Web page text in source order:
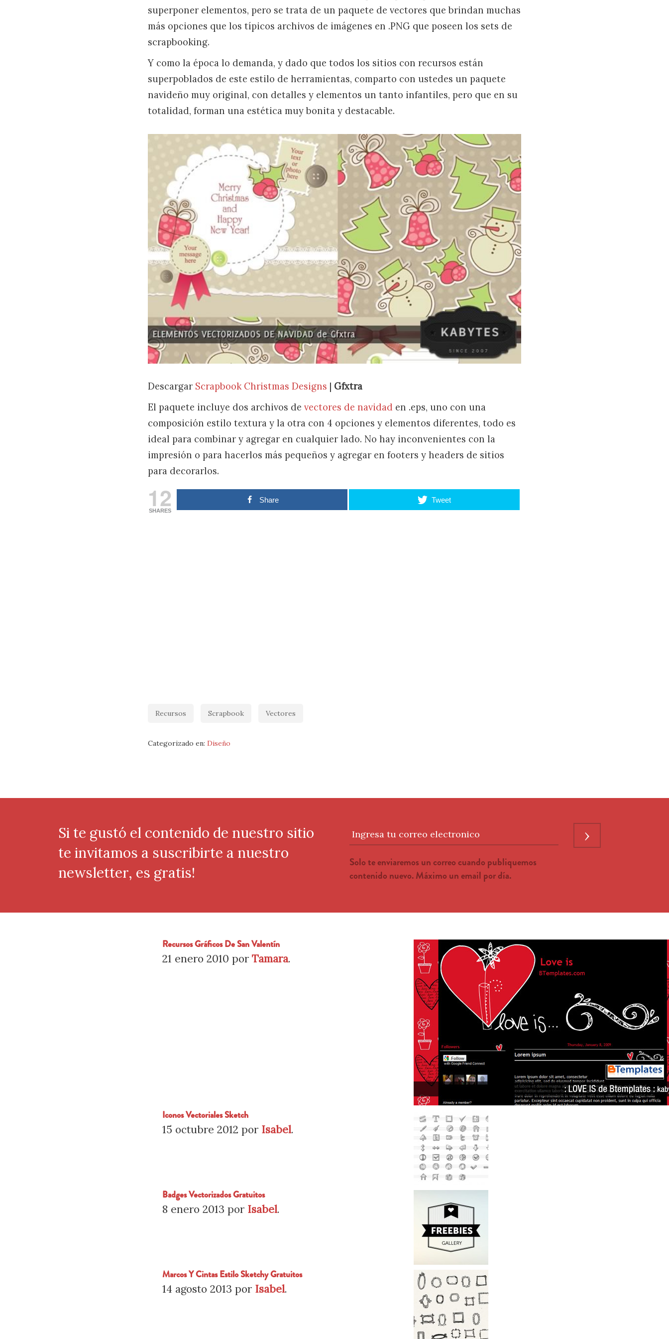
superponer elementos, pero se trata de un paquete de vectores que brindan muchas
más opciones que los típicos archivos de imágenes en .PNG que poseen los sets de
scrapbooking.
Y como la época lo demanda, y dado que todos los sitios con recursos están
superpoblados de este estilo de herramientas, comparto con ustedes un paquete
navideño muy original, con detalles y elementos un tanto infantiles, pero que en su
totalidad, forman una estética muy bonita y destacable.
Descargar Scrapbook Christmas Designs | Gfxtra
El paquete incluye dos archivos de vectores de navidad en .eps, uno con una
composición estilo textura y la otra con 4 opciones y elementos diferentes, todo es
ideal para combinar y agregar en cualquier lado. No hay inconvenientes con la
impresión o para hacerlos más pequeños y agregar en footers y headers de sitios
para decorarlos.
12
SHARES
Share Tweet
Recursos Scrapbook Vectores
Categorizado en: Diseño
Si te gustó el contenido de nuestro sitio
te invitamos a suscribirte a nuestro
newsletter, es gratis!
Ingresa tu correo electronico
Solo te enviaremos un correo cuando publiquemos
contenido nuevo. Máximo un email por día.
›
Recursos Gráficos De San Valentín
21 enero 2010 porTamara.
Iconos Vectoriales Sketch
15 octubre 2012 por Isabel.
Badges Vectorizados Gratuitos
8 enero 2013 por Isabel.
Marcos Y Cintas Estilo Sketchy Gratuitos
14 agosto 2013 por Isabel.